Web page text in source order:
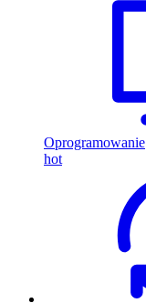
Oprogramowanie
hot